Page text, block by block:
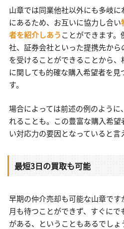
山章では同業他社以外にも多岐
にあるため、お互いに協力し合い
者を紹介しあうことができます
社、証券会社といった提携先か
を受けることができることから
に関しても的確な購入希望者を
す。
場合によっては前述の例のように
れることも。この豊富な購入希
い対応力の要因となっていると言
最短3日の買取も可能
早期の仲介売却も可能な山章です
月も待つことができず、すぐに
がある、ということもあるでしょ